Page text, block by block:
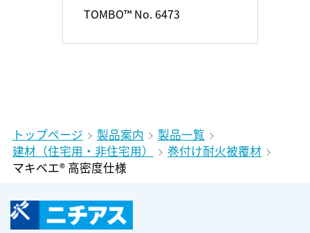
TOMBO™ No. 6473
トップページ 製品案内
製品一覧
建材（住宅用・非住宅用）
巻付け耐火被覆材
マキベエ® 高密度仕様